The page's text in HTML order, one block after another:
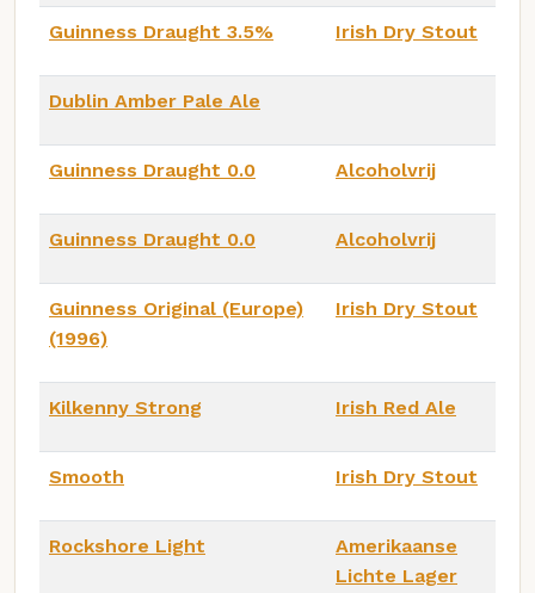
Guinness Draught 3.5% Irish Dry Stout
Dublin Amber Pale Ale
Guinness Draught 0.0 Alcoholvrij
Guinness Draught 0.0 Alcoholvrij
Guinness Original (Europe)
(1996)
Irish Dry Stout
Kilkenny Strong Irish Red Ale
Smooth Irish Dry Stout
Rockshore Light
Amerikaanse
Lichte Lager